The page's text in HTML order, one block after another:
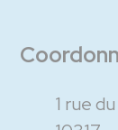
1 rue